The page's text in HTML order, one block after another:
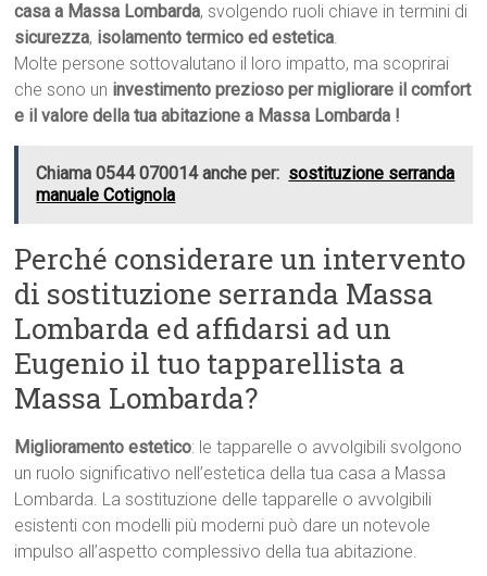
casa a Massa Lombarda, svolgendo ruoli chiave in termini di
sicurezza, isolamento termico ed estetica.
Molte persone sottovalutano il loro impatto, ma scoprirai
che sono un investimento prezioso per migliorare il comfort
e il valore della tua abitazione a Massa Lombarda !
Chiama 0544 070014 anche per: sostituzione serranda
manuale Cotignola
Perché considerare un intervento
di sostituzione serranda Massa
Lombarda ed affidarsi ad un
Eugenio il tuo tapparellista a
Massa Lombarda?
Miglioramento estetico: le tapparelle o avvolgibili svolgono
un ruolo significativo nell’estetica della tua casa a Massa
Lombarda. La sostituzione delle tapparelle o avvolgibili
esistenti con modelli più moderni può dare un notevole
impulso all’aspetto complessivo della tua abitazione.